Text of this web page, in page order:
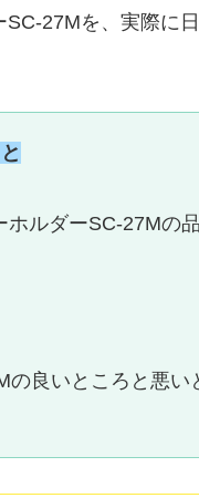
27Mを、実際に
ホルダーSC-27Mの
の良いところと悪い